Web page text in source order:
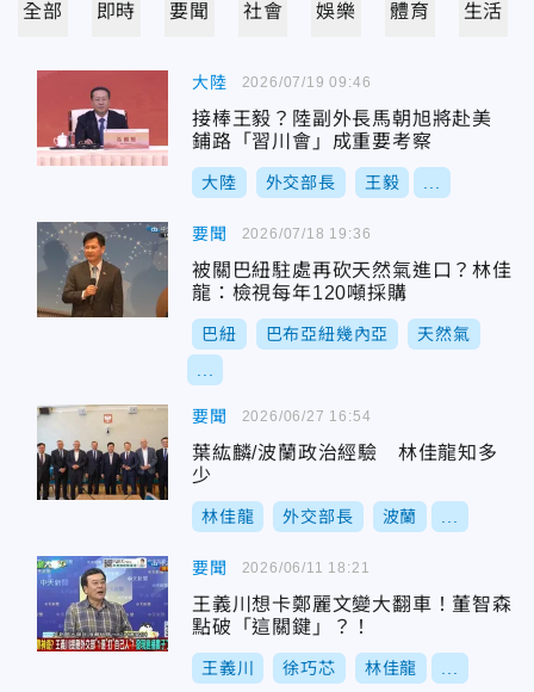
全部 即時 要聞 社會 娛樂 體育 生活
大陸
接棒王毅？陸副外長馬朝旭將赴美
鋪路「習川會」成重要考察
大陸 外交部長 王毅
2026/07/19 09:46
要聞
被關巴紐駐處再砍天然氣進口？林佳
龍：檢視每年120噸採購
巴紐 巴布亞紐幾內亞 天然氣
2026/07/18 19:36
要聞
葉紘麟/波蘭政治經驗 林佳龍知多
少
林佳龍 外交部長 波蘭
2026/06/27 16:54
要聞
王義川想卡鄭麗文變大翻車！董智森
點破「這關鍵」？！
王義川 徐巧芯 林佳龍
2026/06/11 18:21